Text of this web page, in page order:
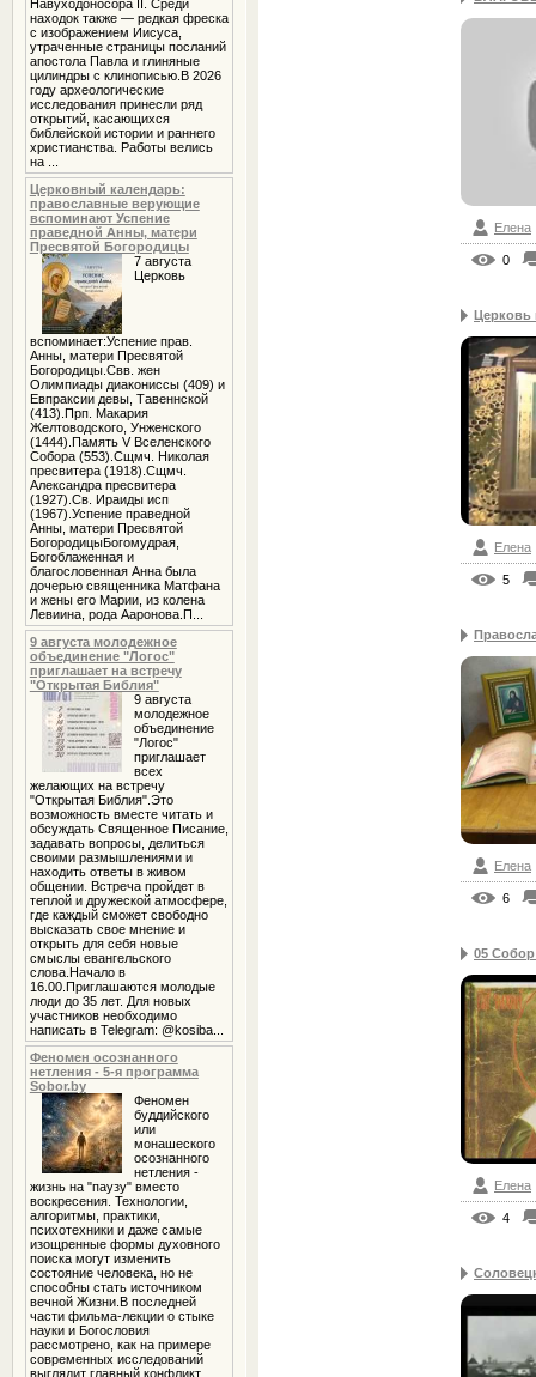
Навуходоносора II. Среди
находок также — редкая фреска
с изображением Иисуса,
утраченные страницы посланий
апостола Павла и глиняные
цилиндры с клинописью.В 2026
году археологические
исследования принесли ряд
открытий, касающихся
библейской истории и раннего
христианства. Работы велись
на ...
Церковный календарь:
православные верующие
вспоминают Успение
праведной Анны, матери
Пресвятой Богородицы
7 августа
Церковь
вспоминает:Успение прав.
Анны, матери Пресвятой
Богородицы.Свв. жен
Олимпиады диакониссы (409) и
Евпраксии девы, Тавеннской
(413).Прп. Макария
Желтоводского, Унженского
(1444).Память V Вселенского
Собора (553).Сщмч. Николая
пресвитера (1918).Сщмч.
Александра пресвитера
(1927).Св. Ираиды исп
(1967).Успение праведной
Анны, матери Пресвятой
БогородицыБогомудрая,
Богоблаженная и
благословенная Анна была
дочерью священника Матфана
и жены его Марии, из колена
Левиина, рода Ааронова.П...
9 августа молодежное
объединение "Логос"
приглашает на встречу
"Открытая Библия"
9 августа
молодежное
объединение
"Логос"
приглашает
всех
желающих на встречу
"Открытая Библия".Это
возможность вместе читать и
обсуждать Священное Писание,
задавать вопросы, делиться
своими размышлениями и
находить ответы в живом
общении. Встреча пройдет в
теплой и дружеской атмосфере,
где каждый сможет свободно
высказать свое мнение и
открыть для себя новые
смыслы евангельского
слова.Начало в
16.00.Приглашаются молодые
люди до 35 лет. Для новых
участников необходимо
написать в Telegram: @kosiba...
Феномен осознанного
нетления - 5-я программа
Sobor.by
Феномен
буддийского
или
монашеского
осознанного
нетления -
жизнь на "паузу" вместо
воскресения. Технологии,
алгоритмы, практики,
психотехники и даже самые
изощренные формы духовного
поиска могут изменить
состояние человека, но не
способны стать источником
вечной Жизни.В последней
части фильма-лекции о стыке
науки и Богословия
рассмотрено, как на примере
современных исследований
выглядит главный конфликт
Елена
0
Церковь
Елена
5
Елена
6
05
Елена
4